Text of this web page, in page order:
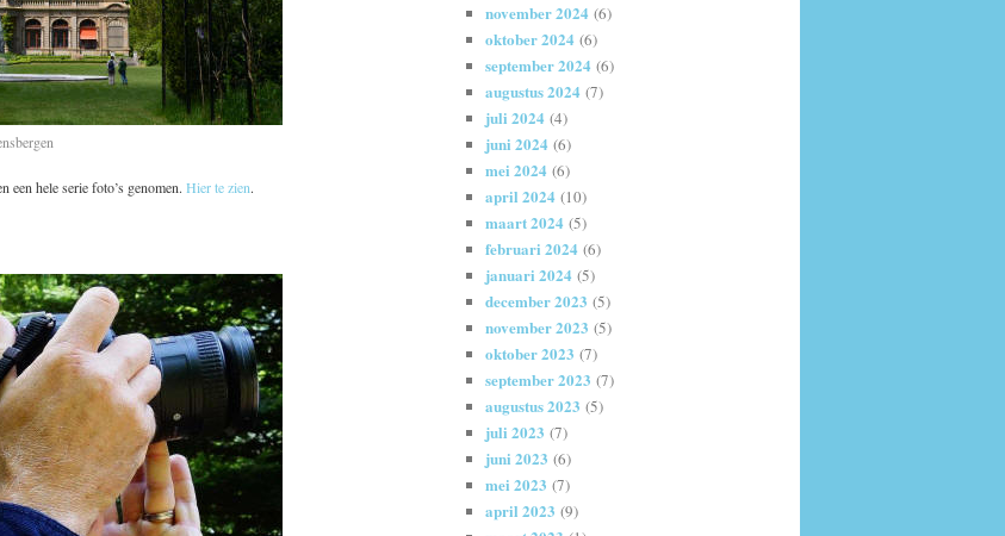
een hele serie foto’s genomen. Hier te zien.
november 2024 (6)
oktober 2024 (6)
september 2024 (6)
augustus 2024 (7)
juli 2024 (4)
juni 2024 (6)
mei 2024 (6)
april 2024 (10)
maart 2024 (5)
februari 2024 (6)
januari 2024 (5)
december 2023 (5)
november 2023 (5)
oktober 2023 (7)
september 2023 (7)
augustus 2023 (5)
juli 2023 (7)
juni 2023 (6)
mei 2023 (7)
april 2023 (9)